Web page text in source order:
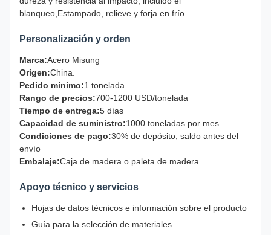
blanqueo,Estampado, relieve y forja en frío.
Personalización y orden
Marca:Acero Misung
Origen:China.
Pedido mínimo:1 tonelada
Rango de precios:700-1200 USD/tonelada
Tiempo de entrega:5 días
Capacidad de suministro:1000 toneladas por mes
Condiciones de pago:30% de depósito, saldo antes del
envío
Embalaje:Caja de madera o paleta de madera
Apoyo técnico y servicios
Hojas de datos técnicos e información sobre el producto
Guía para la selección de materiales